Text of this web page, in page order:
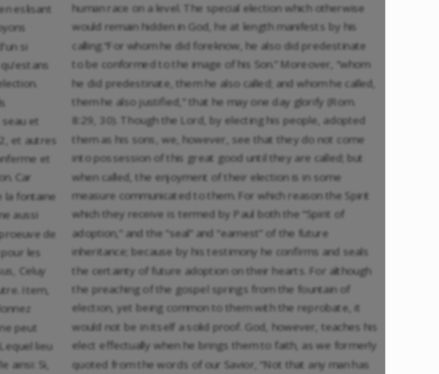
eslisant
si
et
et autres
et
Car
la fontaine
aussi
de
les
Celuy
Item,
peut
lieu
ainsi: Si,
human race on a level. The special election which otherwise
would remain hidden in God, he at length manifests by his
calling.“For whom he did foreknow, he also did predestinate
to be conformed to the image of his Son.” Moreover, “whom
he did predestinate, them he also called; and whom he called,
them he also justified,” that he may one day glorify (Rom.
8:29, 30). Though the Lord, by electing his people, adopted
them as his sons, we, however, see that they do not come
into possession of this great good until they are called; but
when called, the enjoyment of their election is in some
measure communicated to them. For which reason the Spirit
which they receive is termed by Paul both the “Spirit of
adoption,” and the “seal” and “earnest” of the future
inheritance; because by his testimony he confirms and seals
the certainty of future adoption on their hearts. For although
the preaching of the gospel springs from the fountain of
election, yet being common to them with the reprobate, it
would not be in itself a solid proof. God, however, teaches his
elect effectually when he brings them to faith, as we formerly
quoted from the words of our Savior, “Not that any man has